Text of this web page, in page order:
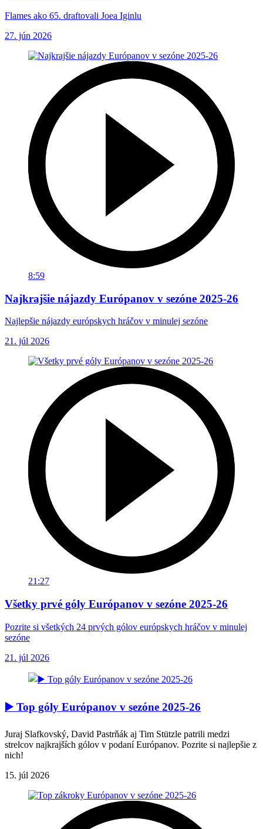
Flames ako 65. draftovali Joea Iginlu
27. jún 2026
8:59
Najkrajšie nájazdy Európanov v sezóne 2025-26
Najlepšie nájazdy európskych hráčov v minulej sezóne
21. júl 2026
21:27
Všetky prvé góly Európanov v sezóne 2025-26
Pozrite si všetkých 24 prvých gólov európskych hráčov v minulej
sezóne
21. júl 2026
▶️ Top góly Európanov v sezóne 2025-26
Juraj Slafkovský, David Pastrňák aj Tim Stützle patrili medzi
strelcov najkrajších gólov v podaní Európanov. Pozrite si najlepšie z
nich!
15. júl 2026